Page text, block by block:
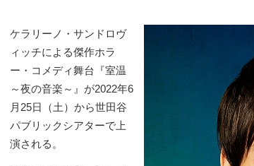
ケラリーノ・サンドロヴ
ィッチによる傑作ホラ
ー・コメディ舞台『室温
～夜の音楽～』が2022年6
月25日（土）から世田谷
パブリックシアターで上
演される。